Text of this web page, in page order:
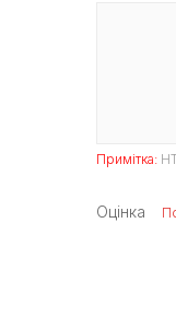
Примітка:
Оцінка